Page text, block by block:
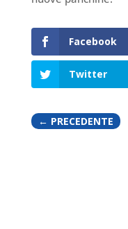
Facebook
Twitter
← PRECEDENTE